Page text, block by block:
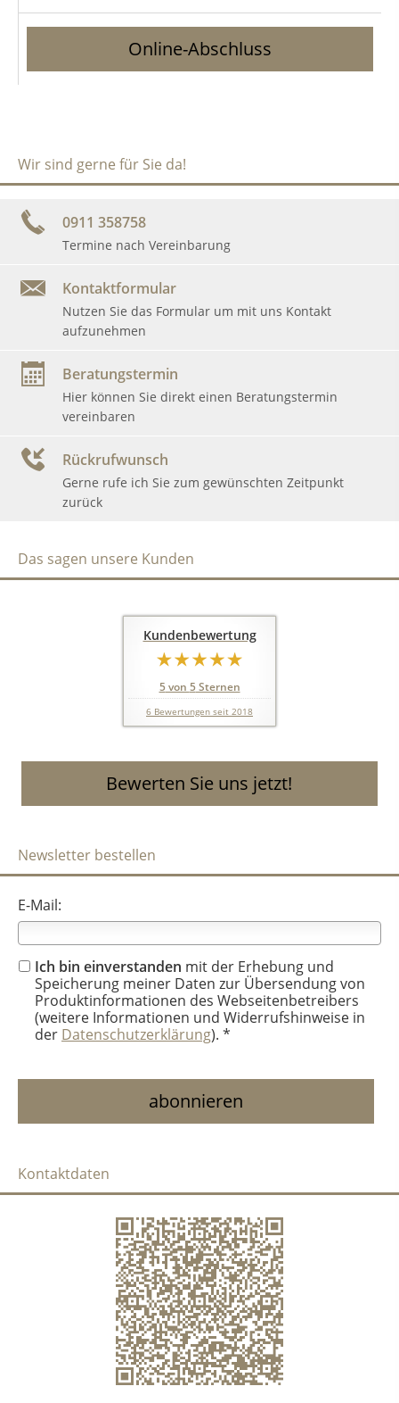
Online-Abschluss
Wir sind gerne für Sie da!
0911 358758
Termine nach Vereinbarung
Kontaktformular
Nutzen Sie das Formular um mit uns Kontakt
aufzunehmen
Beratungstermin
Hier können Sie direkt einen Beratungstermin
vereinbaren
Rückrufwunsch
Gerne rufe ich Sie zum gewünschten Zeitpunkt
zurück
Das sagen unsere Kunden
Kundenbewertung
5von 5Sternen
6 Bewertungen seit 2018
Bewerten Sie uns jetzt!
Newsletter bestellen
E-Mail:
Ich bin einverstanden mit der Erhebung und
Speicherung meiner Daten zur Übersendung von
Produktinformationen des Webseitenbetreibers
(weitere Informationen und Widerrufshinweise in
der Datenschutzerklärung). *
Kontaktdaten